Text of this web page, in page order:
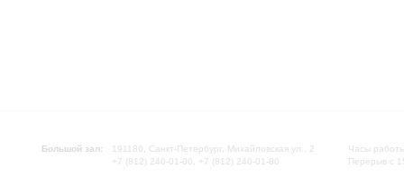
Большой зал:
191186, Санкт-Петербург, Михайловская ул., 2
+7 (812) 240-01-00, +7 (812) 240-01-80
Часы
Перерыв с